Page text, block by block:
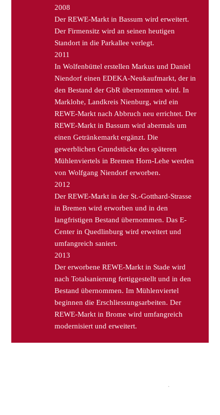
2008
Der REWE-Markt in Bassum wird erweitert.
Der Firmensitz wird an seinen heutigen
Standort in die Parkallee verlegt.
2011
In Wolfenbüttel erstellen Markus und Daniel
Niendorf einen EDEKA-Neukaufmarkt, der in
den Bestand der GbR übernommen wird. In
Marklohe, Landkreis Nienburg, wird ein
REWE-Markt nach Abbruch neu errichtet. Der
REWE-Markt in Bassum wird abermals um
einen Getränkemarkt ergänzt. Die
gewerblichen Grundstücke des späteren
Mühlenviertels in Bremen Horn-Lehe werden
von Wolfgang Niendorf erworben.
2012
Der REWE-Markt in der St.-Gotthard-Strasse
in Bremen wird erworben und in den
langfristigen Bestand übernommen. Das E-
Center in Quedlinburg wird erweitert und
umfangreich saniert.
2013
Der erworbene REWE-Markt in Stade wird
nach Totalsanierung fertiggestellt und in den
Bestand übernommen. Im Mühlenviertel
beginnen die Erschliessungsarbeiten. Der
REWE-Markt in Brome wird umfangreich
modernisiert und erweitert.